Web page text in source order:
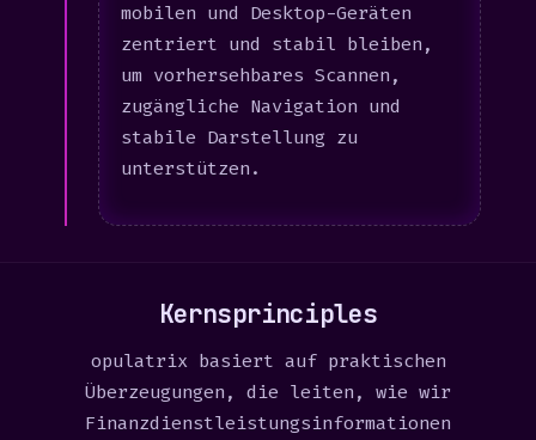
mobilen und Desktop-Geräten
zentriert und stabil bleiben,
um vorhersehbares Scannen,
zugängliche Navigation und
stabile Darstellung zu
unterstützen.
Kernsprinciples
opulatrix basiert auf praktischen
Überzeugungen, die leiten, wie wir
Finanzdienstleistungsinformationen